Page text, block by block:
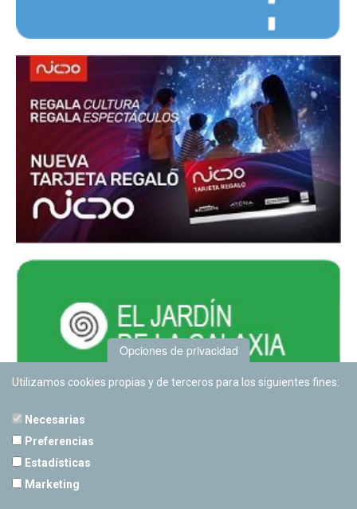
Opciones de privacidad
Utilizamos cookies propias y de terceros para los siguientes fines:
Necesarias
Preferencias
Estadísticas
Marketing